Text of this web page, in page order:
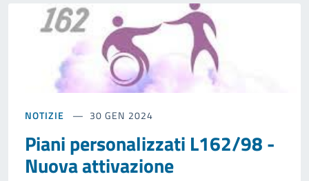
NOTIZIE 30 GEN 2024
Piani personalizzati L162/98 -
Nuova attivazione